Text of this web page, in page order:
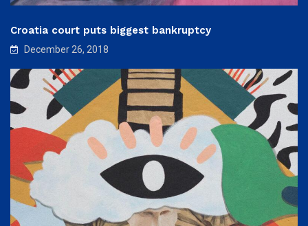
Croatia court puts biggest bankruptcy
December 26, 2018